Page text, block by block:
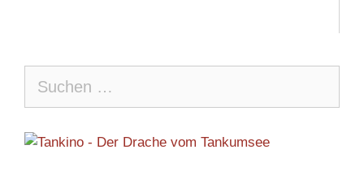
nach: